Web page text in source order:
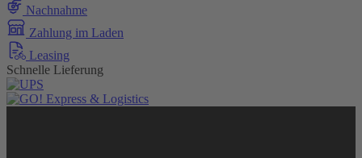
Nachnahme
Zahlung im Laden
Leasing
Schnelle Lieferung